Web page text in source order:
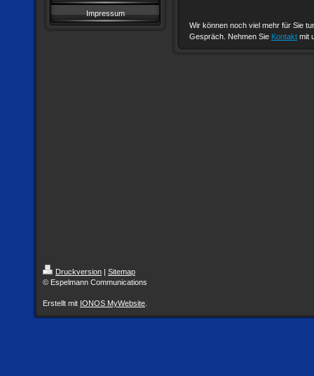
Impressum
Wir können noch viel mehr für Sie
Gespräch. Nehmen Sie Kontakt mit
Druckversion | Sitemap
© Espelmann Communications
Erstellt mit IONOS MyWebsite